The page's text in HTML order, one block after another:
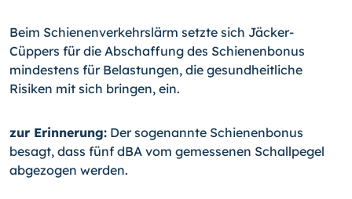
Beim Schienenverkehrslärm setzte sich Jäcker-
Cüppers für die Abschaffung des Schie­nenbonus
mindestens für Belastungen, die gesundheitliche
Risiken mit sich bringen, ein.
zur Erinnerung: Der sogenannte Schienenbonus
besagt, dass fünf dBA vom gemes­senen Schallpegel
abgezogen werden.